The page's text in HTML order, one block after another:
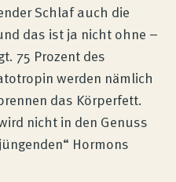
Schlaf auch die
das ist ja nicht ohne –
75 Prozent des
werden nämlich
das Körperfett.
nicht in den Genuss
Hormons